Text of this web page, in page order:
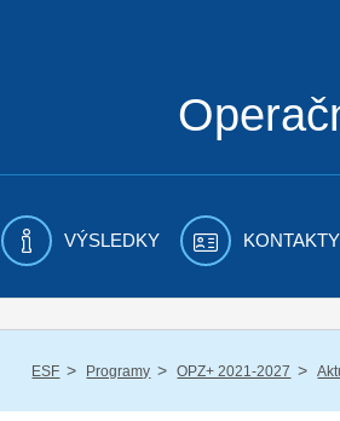
VÝSLEDKY KONTAKTY
ESF / Programy / OPZ+ 2021-2027 /